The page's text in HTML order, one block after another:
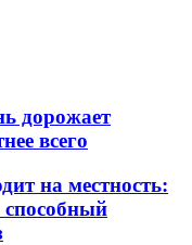
дорожает
всего
на местность:
способный